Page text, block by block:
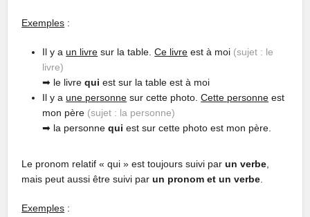
Exemples :
Il y a un livre sur la table.Ce livre est à moi (sujet : le
livre)
➡︎ le livrequi est sur la table est à moi
Il y a une personne sur cette photo.Cette personne est
mon père (sujet : la personne)
➡︎ la personnequi est sur cette photo est mon père.
Le pronom relatif « qui » est toujours suivi par un verbe
mais peut aussi être suivi parun pronom et un verbe
Exemples :